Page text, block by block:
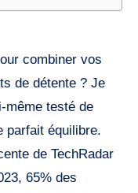
combiner vos
de détente ? Je
même testé de
parfait équilibre.
de TechRadar
65% des